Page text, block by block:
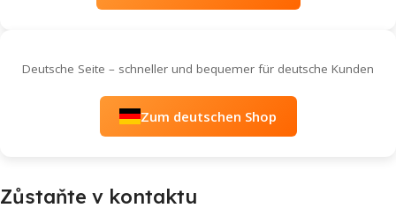
Deutsche Seite – schneller und bequemer für deutsche Kunden
Zum deutschen Shop
Zůstaňte v kontaktu